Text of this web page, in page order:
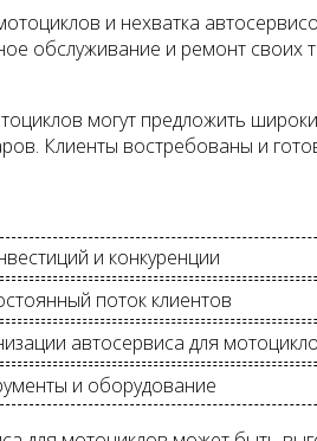
и нехватка
обслуживание и ремонт
могут предложить
Клиенты востребованы и
и конкуренции
поток клиентов
автосервиса для
и оборудование